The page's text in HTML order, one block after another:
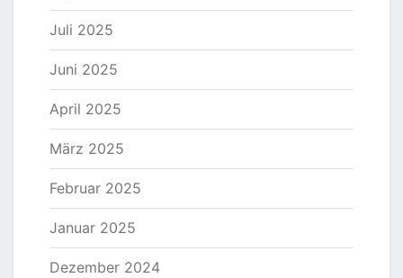
Juli 2025
Juni 2025
April 2025
März 2025
Februar 2025
Januar 2025
Dezember 2024